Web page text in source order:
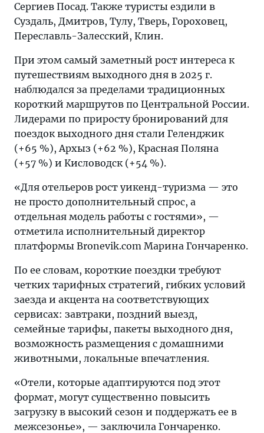
Сергиев Посад. Также туристы ездили в
Суздаль, Дмитров, Тулу, Тверь, Гороховец,
Переславль-Залесский, Клин.
При этом самый заметный рост интереса к
путешествиям выходного дня в 2025 г.
наблюдался за пределами традиционных
короткий маршрутов по Центральной России.
Лидерами по приросту бронирований для
поездок выходного дня стали Геленджик
(+65 %), Архыз (+62 %), Красная Поляна
(+57 %) и Кисловодск (+54 %).
«Для отельеров рост уикенд-туризма — это
не просто дополнительный спрос, а
отдельная модель работы с гостями», —
отметила исполнительный директор
платформы Bronevik.com Марина Гончаренко.
По ее словам, короткие поездки требуют
четких тарифных стратегий, гибких условий
заезда и акцента на соответствующих
сервисах: завтраки, поздний выезд,
семейные тарифы, пакеты выходного дня,
возможность размещения с домашними
животными, локальные впечатления.
«Отели, которые адаптируются под этот
формат, могут существенно повысить
загрузку в высокий сезон и поддержать ее в
межсезонье», — заключила Гончаренко.